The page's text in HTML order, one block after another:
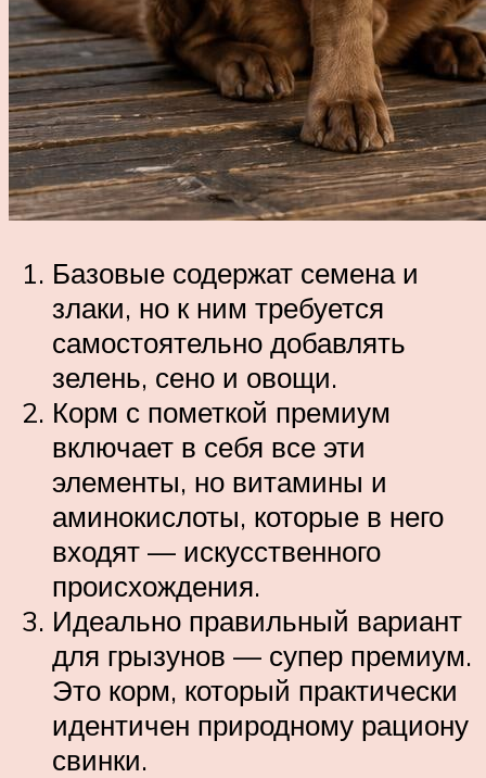
Базовые содержат семена и
злаки, но к ним требуется
самостоятельно добавлять
зелень, сено и овощи.
Корм с пометкой премиум
включает в себя все эти
элементы, но витамины и
аминокислоты, которые в него
входят — искусственного
происхождения.
Идеально правильный вариант
для грызунов — супер премиум.
Это корм, который практически
идентичен природному рациону
свинки.